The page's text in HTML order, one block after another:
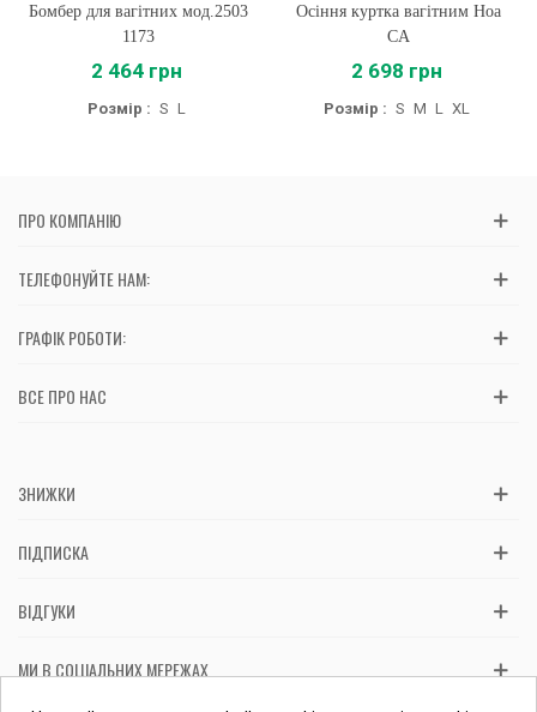
Бомбер для вагітних мод.2503
1173
2 464 грн
Розмір : S L
Осіння куртка вагітним Ноа
CA
2 698 грн
Розмір : S M L XL
ПРО КОМПАНІЮ
ТЕЛЕФОНУЙТЕ НАМ:
ГРАФІК РОБОТИ:
ВСЕ ПРО НАС
ЗНИЖКИ
ПІДПИСКА
ВІДГУКИ
МИ В СОЦІАЛЬНИХ МЕРЕЖАХ